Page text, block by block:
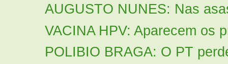
AUGUSTO NUNES: Nas
VACINA HPV: Aparecem os
POLIBIO BRAGA: O PT